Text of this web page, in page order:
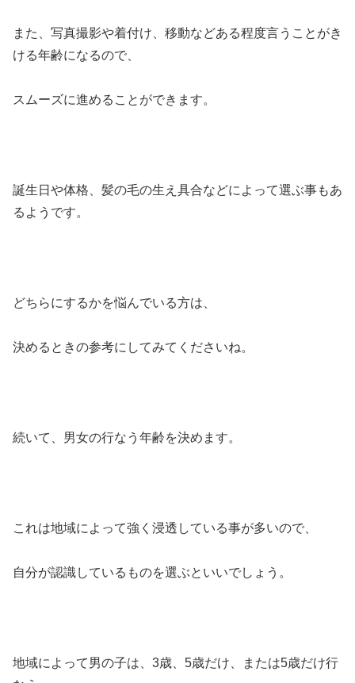
また、写真撮影や着付け、移動などある程度言うことがき
ける年齢になるので、
スムーズに進めることができます。
誕生日や体格、髪の毛の生え具合などによって選ぶ事もあ
るようです。
どちらにするかを悩んでいる方は、
決めるときの参考にしてみてくださいね。
続いて、男女の行なう年齢を決めます。
これは地域によって強く浸透している事が多いので、
自分が認識しているものを選ぶといいでしょう。
地域によって男の子は、3歳、5歳だけ、または5歳だけ行